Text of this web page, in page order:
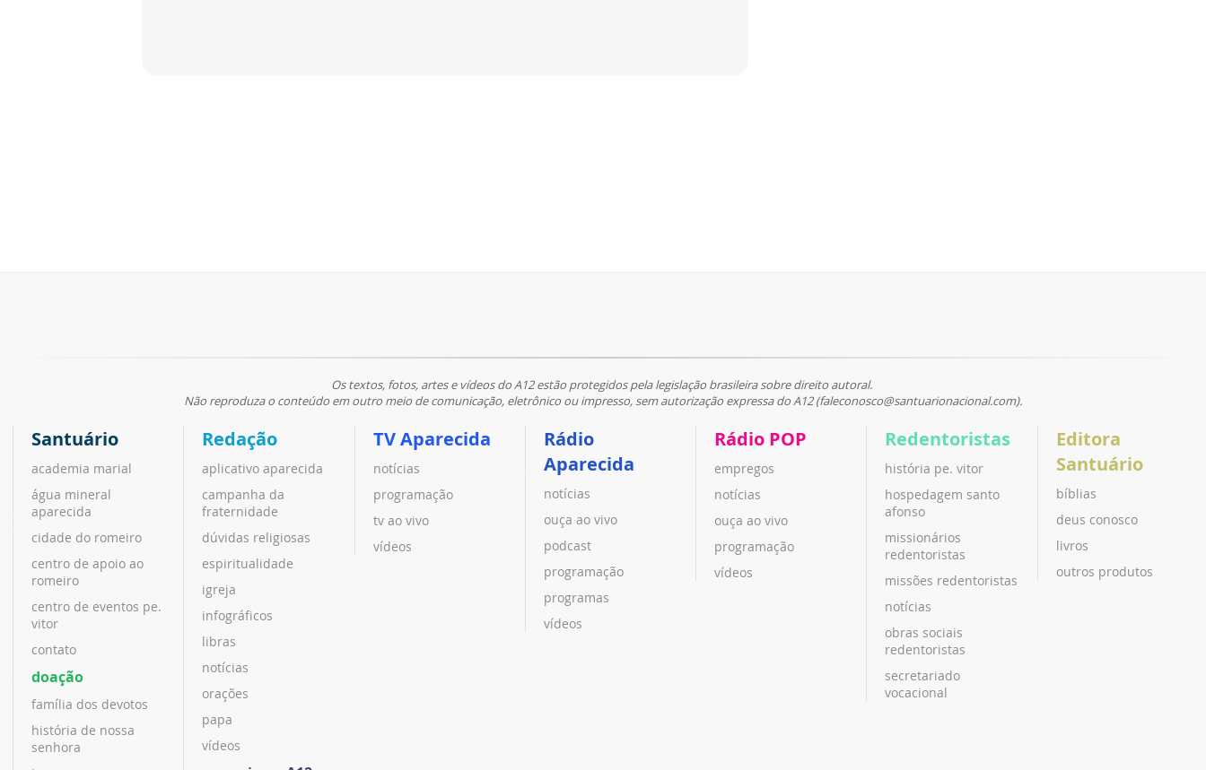
Os textos, fotos, artes e vídeos do A12 estão protegidos pela legislação brasileira sobre direito autoral.
Não reproduza o conteúdo em outro meio de comunicação, eletrônico ou impresso, sem autorização expressa do A12 (faleconosco@santuarionacional.com).
Santuário
academia marial
água mineral
aparecida
cidade do romeiro
centro de apoio ao
romeiro
centro de eventos pe.
vitor
contato
doação
família dos devotos
história de nossa
senhora
Redação
aplicativo aparecida
campanha da
fraternidade
dúvidas religiosas
espiritualidade
igreja
infográficos
libras
notícias
orações
papa
vídeos
TV Aparecida
notícias
programação
tv ao vivo
vídeos
Rádio
Aparecida
notícias
ouça ao vivo
podcast
programação
programas
vídeos
Rádio POP
empregos
notícias
ouça ao vivo
programação
vídeos
Redentoristas
história pe. vitor
hospedagem santo
afonso
missionários
redentoristas
missões redentoristas
notícias
obras sociais
redentoristas
secretariado
vocacional
Editora
Santuário
bíblias
deus conosco
livros
outros produtos